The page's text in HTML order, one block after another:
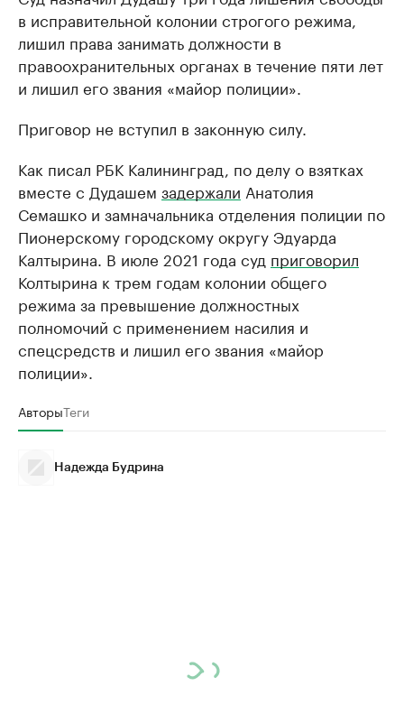
в исправительной колонии строгого режима,
лишил права занимать должности в
правоохранительных органах в течение пяти лет
и лишил его звания «майор полиции».
Приговор не вступил в законную силу.
Как писал РБК Калининград, по делу о взятках
вместе с Дудашем задержали Анатолия
Семашко и замначальника отделения полиции по
Пионерскому городскому округу Эдуарда
Калтырина. В июле 2021 года суд приговорил
Колтырина к трем годам колонии общего
режима за превышение должностных
полномочий с применением насилия и
спецсредств и лишил его звания «майор
полиции».
АвторыТеги
Надежда Будрина